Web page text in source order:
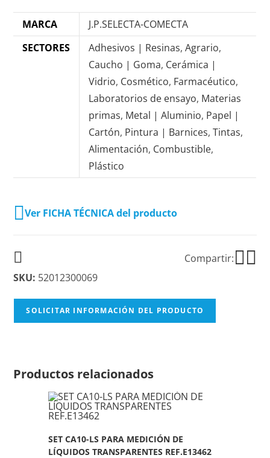
MARCA
J.P.SELECTA-COMECTA
SECTORES
Adhesivos | Resinas,Agrario,
Caucho | Goma, Cerámica |
Vidrio, Cosmético, Farmacéutico,
Laboratorios de ensayo, Materias
primas, Metal | Aluminio, Papel |
Cartón, Pintura | Barnices,Tintas,
Alimentación, Combustible,
Plástico
Ver FICHA TÉCNICA del producto
Compartir:
SKU: 52012300069
SOLICITAR INFORMACIÓN DEL PRODUCTO
Productos relacionados
SET CA10-LS PARA MEDICIÓN DE
LÍQUIDOS TRANSPARENTES REF.E13462